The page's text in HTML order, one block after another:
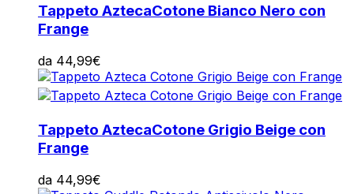
Tappeto AztecaCotone Bianco Nero con
Frange
da 44,99€
Tappeto AztecaCotone Grigio Beige con
Frange
da 44,99€